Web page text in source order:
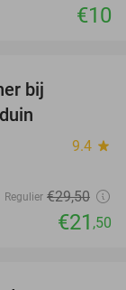
€10
bij
9.4 star
Regulier €29,50
€21 ,50